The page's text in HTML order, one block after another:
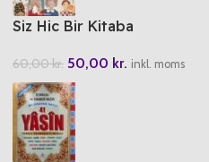
Siz Hic Bir Kitaba
60,00kr. 50,00 kr. inkl. moms